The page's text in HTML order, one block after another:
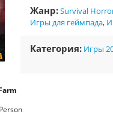
Жанр:Survival
Игры для геймпада,
Категория: Игры